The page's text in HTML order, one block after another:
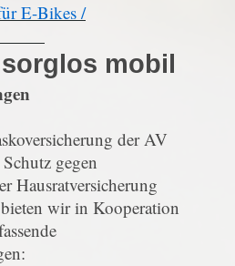
E-Bikes /
mobil
der AV
gegen
Hausratversicherung
wir in Kooperation